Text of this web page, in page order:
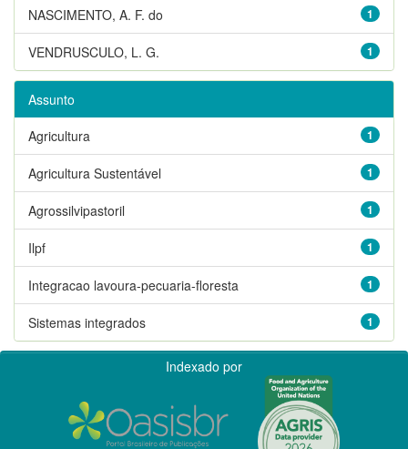
1
NASCIMENTO, A. F. do
1
VENDRUSCULO, L. G.
Assunto
1
Agricultura
1
Agricultura Sustentável
1
Agrossilvipastoril
1
Ilpf
1
Integracao lavoura-pecuaria-floresta
1
Sistemas integrados
Indexado por